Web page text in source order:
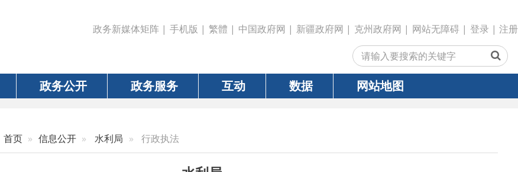
政务新媒体矩阵 | 手机版| 繁體 | 中国政府网| 新疆政府网| 克州政府网 | 网站无障碍| 登录 | 注册
政务公开 政务服务 互动 数据 网站地图
水利局